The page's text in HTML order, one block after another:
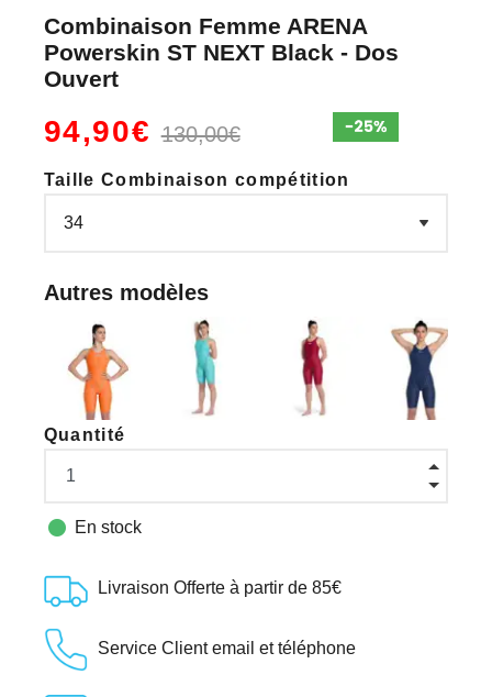
Combinaison Femme ARENA
Powerskin ST NEXT Black - Dos
Ouvert
94,90€130,00€
Taille Combinaison compétition
Autres modèles
Quantité
 En stock
Livraison Offerte à partir de 85€
Service Client email et téléphone